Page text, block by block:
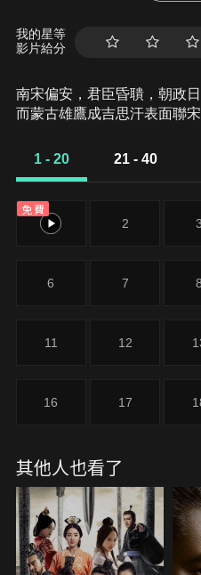
我的星等
影片給分
南宋偏安，君臣昏聵，朝政
而蒙古雄鷹成吉思汗表面聯
林至寶《武穆遺書》和《九
門派紛紛捲入其中。忠良之
馬」少年郭靖承母命從蒙古
下，憨厚樸實的郭靖遍識天
「武穆遺書」，卓然成為一
劍、救襄陽國難、為國為民
1 - 20 21 - 40
免費
1 2 3
6 7 8
11 12
16 17
其他人也看了